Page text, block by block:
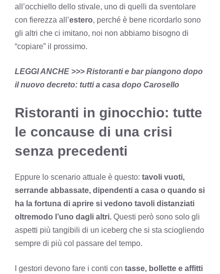
all’occhiello dello stivale, uno di quelli da sventolare
con fierezza all’estero, perché è bene ricordarlo sono
gli altri che ci imitano, noi non abbiamo bisogno di
“copiare” il prossimo.
LEGGI ANCHE >>> Ristoranti e bar piangono dopo
il nuovo decreto: tutti a casa dopo Carosello
Ristoranti in ginocchio: tutte
le concause di una crisi
senza precedenti
Eppure lo scenario attuale è questo: tavoli vuoti,
serrande abbassate, dipendenti a casa o quando si
ha la fortuna di aprire si vedono tavoli distanziati
oltremodo l’uno dagli altri. Questi però sono solo gli
aspetti più tangibili di un iceberg che si sta sciogliendo
sempre di più col passare del tempo.
I gestori devono fare i conti con tasse, bollette e affitti